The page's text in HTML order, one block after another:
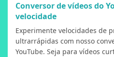
Conversor de vídeos do
velocidade
Experimente velocidades de
ultrarrápidas com nosso
YouTube. Seja para vídeos